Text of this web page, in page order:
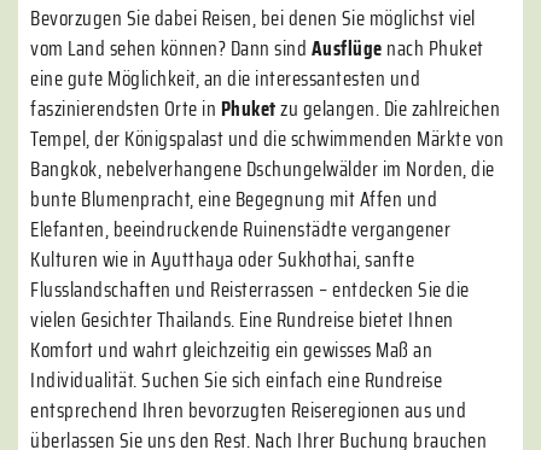
Bevorzugen Sie dabei Reisen, bei denen Sie möglichst viel
vom Land sehen können? Dann sindAusflügenach Phuket
eine gute Möglichkeit, an die interessantesten und
faszinierendsten Orte inPhuketzu gelangen. Die zahlreichen
Tempel, der Königspalast und die schwimmenden Märkte von
Bangkok, nebelverhangene Dschungelwälder im Norden, die
bunte Blumenpracht, eine Begegnung mit Affen und
Elefanten, beeindruckende Ruinenstädte vergangener
Kulturen wie in Ayutthaya oder Sukhothai, sanfte
Flusslandschaften und Reisterrassen – entdecken Sie die
vielen Gesichter Thailands. Eine Rundreise bietet Ihnen
Komfort und wahrt gleichzeitig ein gewisses Maß an
Individualität. Suchen Sie sich einfach eine Rundreise
entsprechend Ihren bevorzugten Reiseregionen aus und
überlassen Sie uns den Rest. Nach Ihrer Buchung brauchen